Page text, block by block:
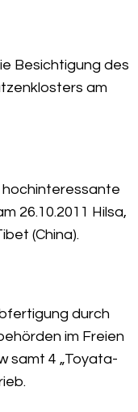
Besichtigung des
am
26.10.2011 Hilsa,
(China).
durch
im Freien
samt 4 „Toyata-